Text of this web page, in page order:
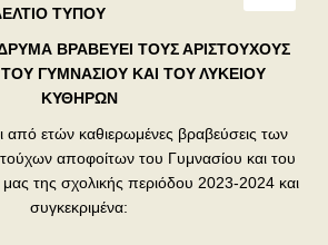
ΤΥΠΟΥ
ΒΡΑΒΕΥΕΙ ΤΟΥΣ ΑΡΙΣΤΟΥΧΟΥΣ
ΓΥΜΝΑΣΙΟΥ ΚΑΙ ΤΟΥ ΛΥΚΕΙΟΥ
ΚΥΘΗΡΩΝ
από ετών καθιερωμένες βραβεύσεις των
αποφοίτων του Γυμνασίου και του
της σχολικής περιόδου 2023-2024 και
συγκεκριμένα: